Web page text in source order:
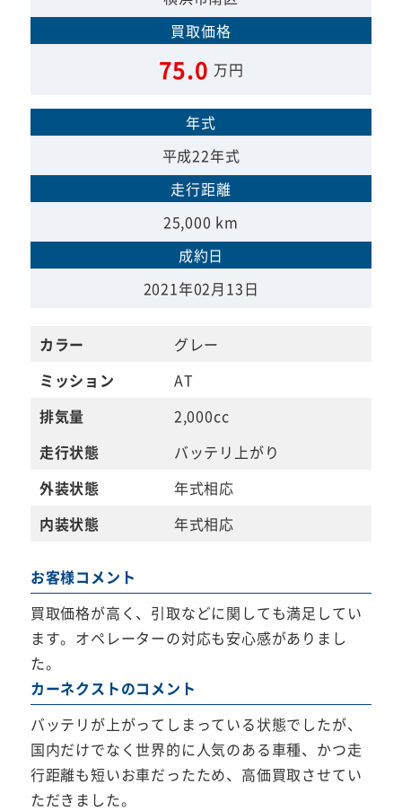
買取価格
75.0 万円
年式
平成22年式
走行距離
25,000 km
成約日
2021年02月13日
カラー
グレー
ミッション
AT
排気量
2,000cc
走行状態
バッテリ上がり
外装状態
年式相応
内装状態
年式相応
お客様コメント
買取価格が高く、引取などに関しても満足してい
ます。オペレーターの対応も安心感がありまし
た。
カーネクストのコメント
バッテリが上がってしまっている状態でしたが、
国内だけでなく世界的に人気のある車種、かつ走
行距離も短いお車だったため、高価買取させてい
ただきました。